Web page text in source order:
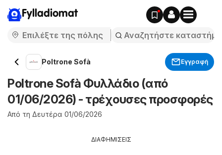
Fylladiomat
Poltrone Sofà Εγγραφή
Poltrone Sofà Φυλλάδιο (από
01/06/2026) - τρέχουσες προσφορές
Από τη Δευτέρα 01/06/2026
ΔΙΑΦΗΜΙΣΕΙΣ